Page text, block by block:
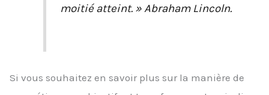
moitié atteint. » Abraham Lincoln.
Si vous souhaitez en savoir plus sur la manière de